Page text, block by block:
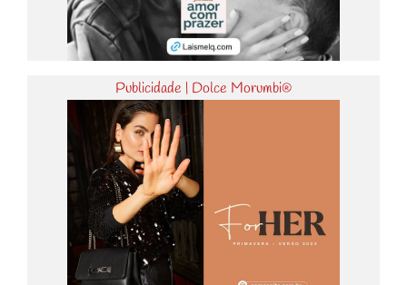
Publicidade | Dolce Morumbi®